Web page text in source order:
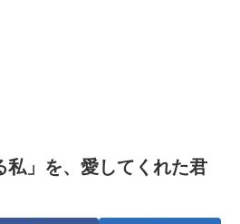
私」を、愛してくれた君